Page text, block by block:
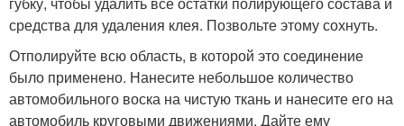
средства для удаления клея. Позвольте этому сохнуть.
Отполируйте всю область, в которой это соединение
было применено. Нанесите небольшое количество
автомобильного воска на чистую ткань и нанесите его на
автомобиль круговыми движениями. Дайте ему